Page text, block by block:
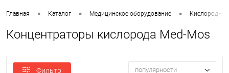
Главная • Каталог • Медицинское оборудование •
Концентраторы кислорода Med-Mos
Фильтр популярности